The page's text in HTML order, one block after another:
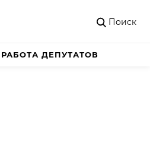
Поиск
РАБОТА ДЕПУТАТОВ